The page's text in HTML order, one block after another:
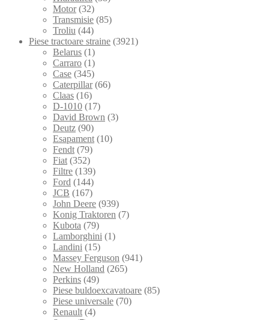
Motor (32)
Transmisie (85)
Troliu (44)
Piese tractoare straine (3921)
Belarus (1)
Carraro (1)
Case (345)
Caterpillar (66)
Claas (16)
D-1010 (17)
David Brown (3)
Deutz (90)
Esapament (10)
Fendt (79)
Fiat (352)
Filtre (139)
Ford (144)
JCB (167)
John Deere (939)
Konig Traktoren (7)
Kubota (79)
Lamborghini (1)
Landini (15)
Massey Ferguson (941)
New Holland (265)
Perkins (49)
Piese buldoexcavatoare (85)
Piese universale (70)
Renault (4)